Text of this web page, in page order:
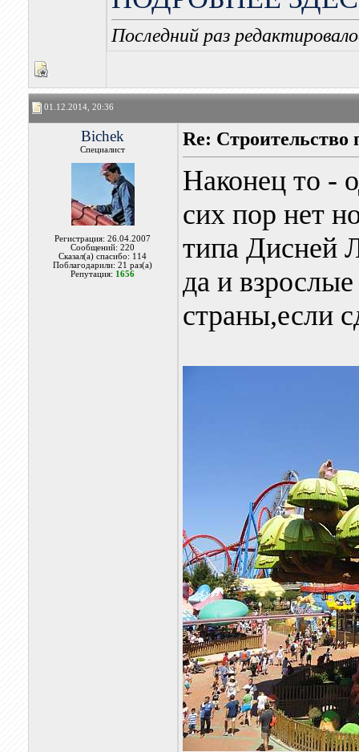
Последний раз
01.12.2014, 20:36
Bichek
Специалист
Регистрация: 26.04.2007
Сообщений: 220
Сказал(а) спасибо: 114
Поблагодарили: 21 раз(а)
Репутация: 1656
Re:
Наконец то -
сих пор нет
типа Дисней
да и
страны,если